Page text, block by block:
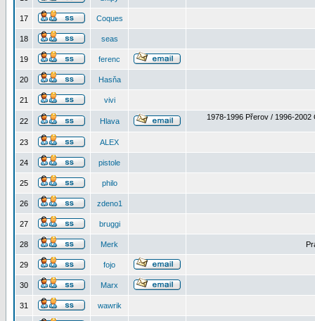
17 Coques
18 seas
19 ferenc
20 Hasňa
21 vivi
22 Hlava 1978-1996 Přerov / 1996-2002
23 ALEX
24 pistole
25 philo
26 zdeno1
27 bruggi
28 Merk
29 fojo
30 Marx
31 wawrik